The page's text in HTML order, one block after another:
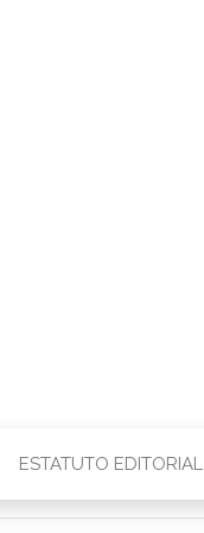
ESTATUTO EDITORIAL